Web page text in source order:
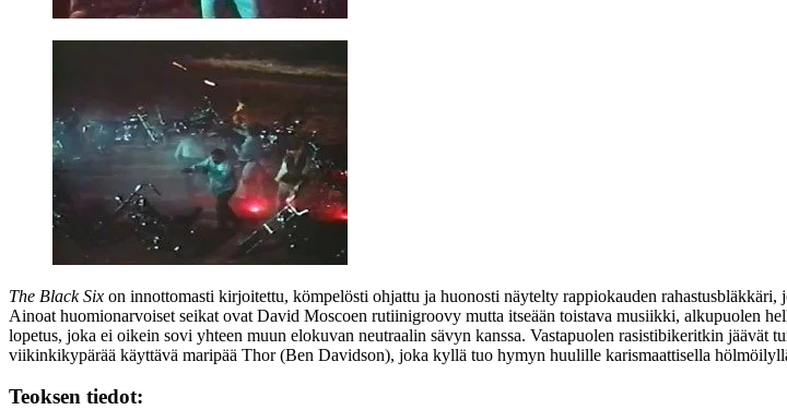
The Black Six on innottomasti kirjoitettu, kömpelösti ohjattu ja huonosti näytelty rappiokauden
Ainoat huomionarvoiset seikat ovat David Moscoen rutiinigroovy mutta itseään toistava musiikki, alkupuolen
lopetus, joka ei oikein sovi yhteen muun elokuvan neutraalin sävyn kanssa. Vastapuolen rasistibikeritkin
viikinkikypärää käyttävä maripää Thor (Ben Davidson), joka kyllä tuo hymyn huulille karismaattisella
Teoksen tiedot: